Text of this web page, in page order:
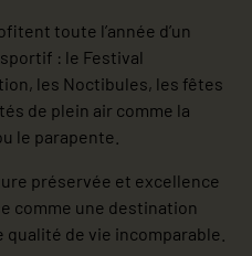
toute l’année d’un
: le Festival
les Noctibules, les fêtes
de plein air comme la
le parapente.
préservée et excellence
comme une destination
de vie incomparable.